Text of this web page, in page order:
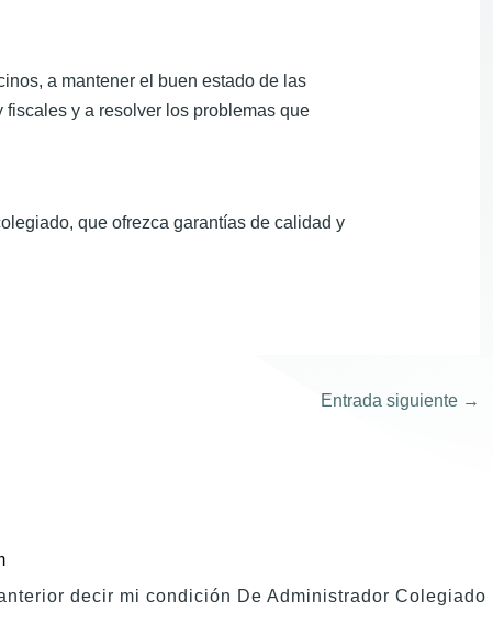
a mantener el buen estado de las
y a resolver los problemas que
que ofrezca garantías de calidad y
Entrada siguiente →
decir mi condición De Administrador Colegiado